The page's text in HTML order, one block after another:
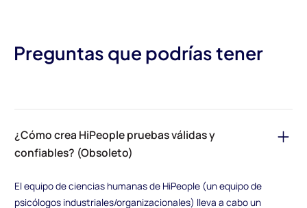
Preguntas que podrías tener
¿Cómo crea HiPeople pruebas válidas y
confiables? (Obsoleto)
El equipo de ciencias humanas de HiPeople (un equipo de
psicólogos industriales/organizacionales) lleva a cabo un